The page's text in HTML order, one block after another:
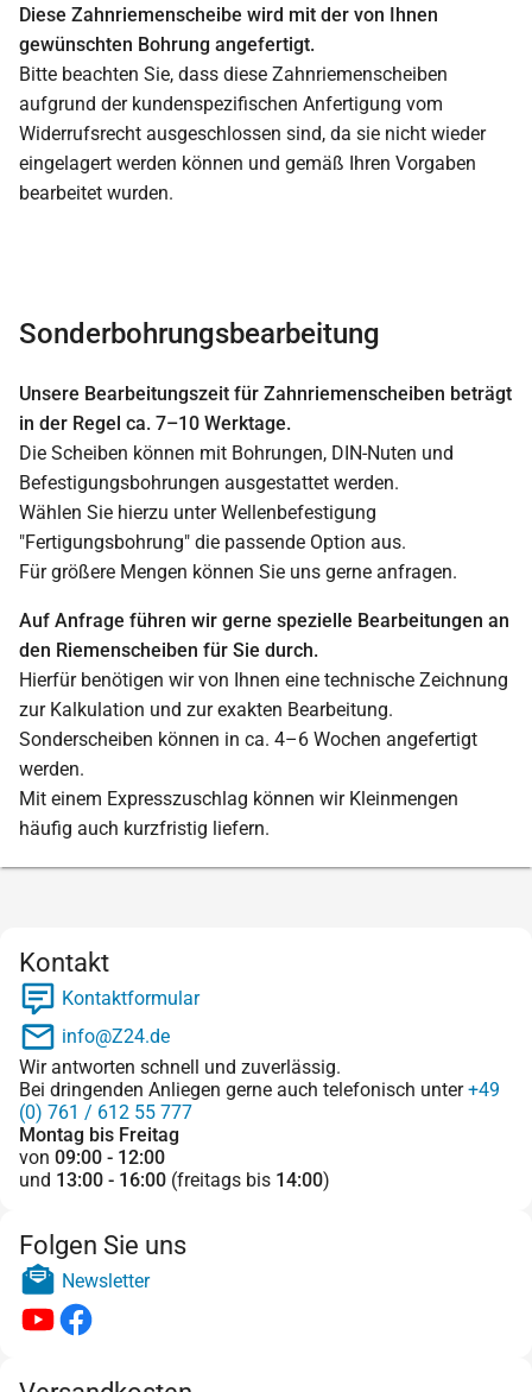
Diese Zahnriemenscheibe wird mit der von Ihnen
gewünschten Bohrung angefertigt.
Bitte beachten Sie, dass diese Zahnriemenscheiben
aufgrund der kundenspezifischen Anfertigung vom
Widerrufsrecht ausgeschlossen sind, da sie nicht wieder
eingelagert werden können und gemäß Ihren Vorgaben
bearbeitet wurden.
Sonderbohrungsbearbeitung
Unsere Bearbeitungszeit für Zahnriemenscheiben beträgt
in der Regel ca. 7–10 Werktage.
Die Scheiben können mit Bohrungen, DIN-Nuten und
Befestigungsbohrungen ausgestattet werden.
Wählen Sie hierzu unter Wellenbefestigung
"Fertigungsbohrung" die passende Option aus.
Für größere Mengen können Sie uns gerne anfragen.
Auf Anfrage führen wir gerne spezielle Bearbeitungen an
den Riemenscheiben für Sie durch.
Hierfür benötigen wir von Ihnen eine technische Zeichnung
zur Kalkulation und zur exakten Bearbeitung.
Sonderscheiben können in ca. 4–6 Wochen angefertigt
werden.
Mit einem Expresszuschlag können wir Kleinmengen
häufig auch kurzfristig liefern.
Kontakt
Kontaktformular
info@Z24.de
Wir antworten schnell und zuverlässig.
Bei dringenden Anliegen gerne auch telefonisch unter+49
(0) 761 / 612 55 777
Montag bis Freitag
von 09:00 - 12:00
und 13:00 - 16:00 (freitags bis 14:00)
Folgen Sie uns
Newsletter